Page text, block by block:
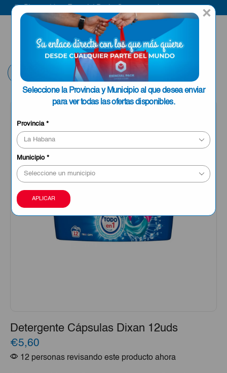
×
Seleccione la Provincia y Municipio al que desea enviar
para ver todas las ofertas disponibles.
Provincia*
Municipio*
APLICAR
Bienvenido a Esencial Pack
ENVIAR A LA
HABANA
Detergente Cápsulas Dixan 12uds
€5,60
12 personas revisando este producto ahora